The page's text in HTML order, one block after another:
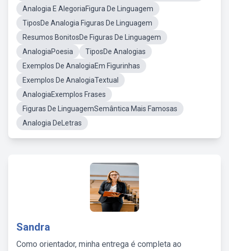
Analogia E AlegoriaFigura De Linguagem
TiposDe Analogia Figuras De Linguagem
Resumos BonitosDe Figuras De Linguagem
AnalogiaPoesia
TiposDe Analogias
Exemplos De AnalogiaEm Figurinhas
Exemplos De AnalogiaTextual
AnalogiaExemplos Frases
Figuras De LinguagemSemântica Mais Famosas
Analogia DeLetras
Sandra
Como orientador, minha entrega é completa ao